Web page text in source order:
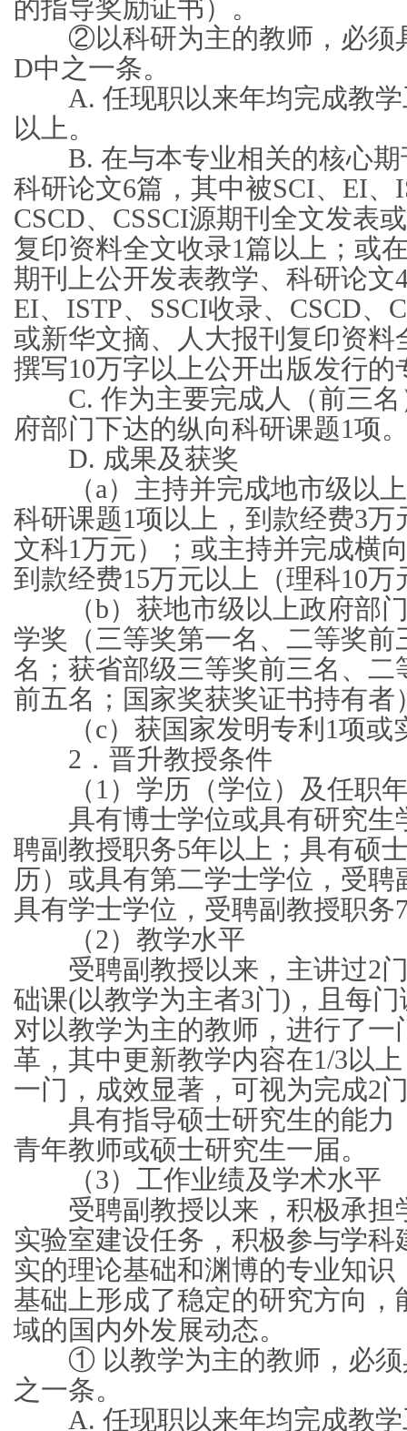
的指导奖励证书）。
②以科研为主的教师，必须
D中之一条。
A. 任现职以来年均完成教学
以上。
B. 在与本专业相关的核心期
科研论文6篇，其中被SCI、EI、
CSCD、CSSCI源期刊全文发表
复印资料全文收录1篇以上；或
期刊上公开发表教学、科研论文
EI、ISTP、SSCI收录、CSCD、
或新华文摘、人大报刊复印资料
撰写10万字以上公开出版发行的
C. 作为主要完成人（前三名
府部门下达的纵向科研课题1项
D. 成果及获奖
（a）主持并完成地市级以上
科研课题1项以上，到款经费3万
文科1万元）；或主持并完成横
到款经费15万元以上（理科10
（b）获地市级以上政府部门
学奖（三等奖第一名、二等奖前
名；获省部级三等奖前三名、二
前五名；国家奖获奖证书持有者
（c）获国家发明专利1项或
2．晋升教授条件
（1）学历（学位）及任职
具有博士学位或具有研究生
聘副教授职务5年以上；具有硕
历）或具有第二学士学位，受聘
具有学士学位，受聘副教授职务
（2）教学水平
受聘副教授以来，主讲过2门
础课(以教学为主者3门)，且每
对以教学为主的教师，进行了一
革，其中更新教学内容在1/3以
一门，成效显著，可视为完成2
具有指导硕士研究生的能力
青年教师或硕士研究生一届。
（3）工作业绩及学术水平
受聘副教授以来，积极承担
实验室建设任务，积极参与学科
实的理论基础和渊博的专业知识
基础上形成了稳定的研究方向，
域的国内外发展动态。
① 以教学为主的教师，必须
之一条。
A. 任现职以来年均完成教学